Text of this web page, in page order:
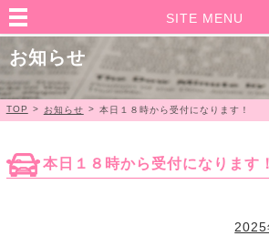
お知らせ
TOP > お知らせ > 本日１８時から受付になります！
SITE MENU
本日１８時から受付になります！
2025